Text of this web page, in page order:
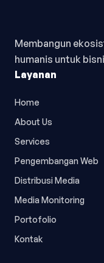
Membangun
humanis untuk
Layanan
Home
About Us
Services
Pengembangan Web
Distribusi Media
Media Monitoring
Portofolio
Kontak